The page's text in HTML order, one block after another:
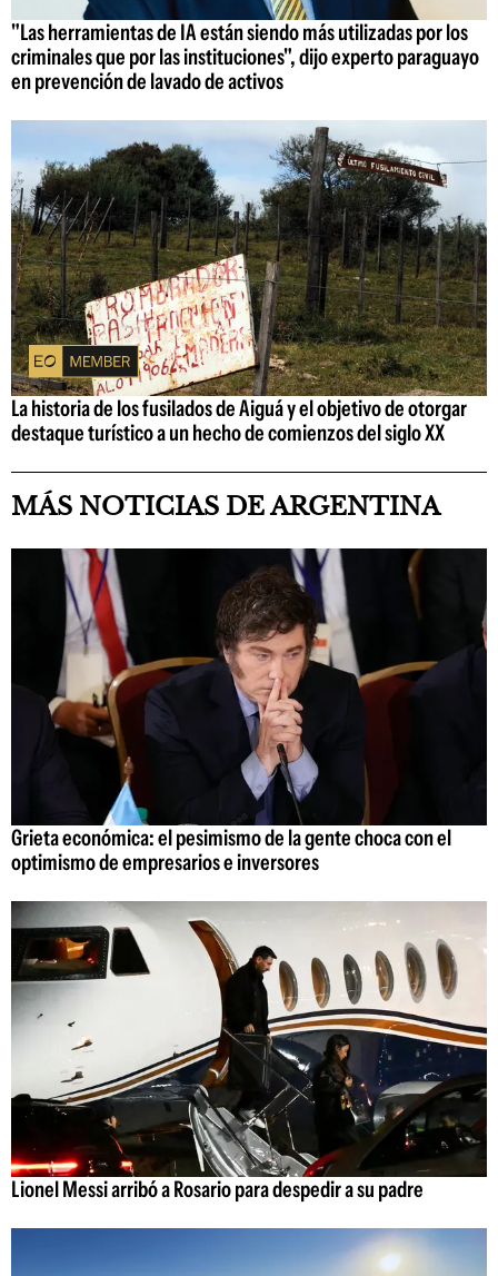
"Las herramientas de IA están siendo más utilizadas por los
criminales que por las instituciones", dijo experto paraguayo
en prevención de lavado de activos
La historia de los fusilados de Aiguá y el objetivo de otorgar
destaque turístico a un hecho de comienzos del siglo XX
MÁS NOTICIAS DE ARGENTINA
Grieta económica: el pesimismo de la gente choca con el
optimismo de empresarios e inversores
Lionel Messi arribó a Rosario para despedir a su padre